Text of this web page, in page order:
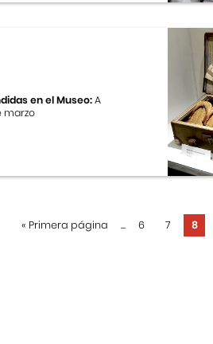
en el Museo:A
marzo
« Primera página ... 6 7 8